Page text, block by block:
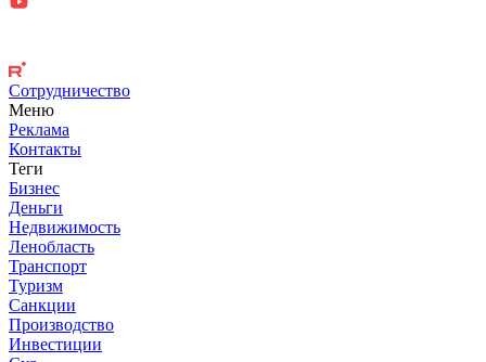
Сотрудничество
Меню
Реклама
Контакты
Теги
Бизнес
Деньги
Недвижимость
Ленобласть
Транспорт
Туризм
Санкции
Производство
Инвестиции